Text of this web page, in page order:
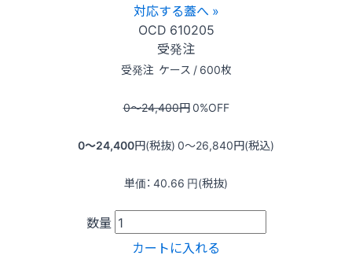
対応する蓋へ »
OCD 610205
受発注
受発注 ケース / 600枚
0〜24,400円0%OFF
0〜24,400円(税抜) 0〜26,840円(税込)
単価： 40.66 円(税抜)
数量
カートに入れる